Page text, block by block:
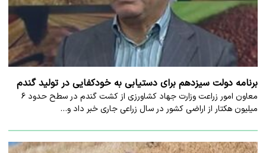
برنامه دولت سیزدهم برای دستیابی به خودکفایی در تولید گندم
معاون امور زراعت وزارت جهاد کشاورزی از کشت گندم در سطح حدود ۶
میلیون هکتار از اراضی کشور در سال زراعی جاری خبر داد و…